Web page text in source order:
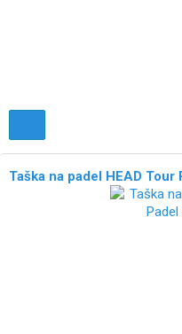
Taška na padel HEAD Tour